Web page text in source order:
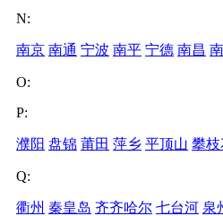
N:
南京 南通 宁波 南平 宁德 南昌
O:
P:
濮阳 盘锦 莆田 萍乡 平顶山 攀枝
Q:
衢州 秦皇岛 齐齐哈尔 七台河 泉